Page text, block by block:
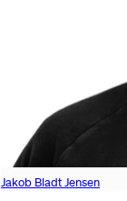
Jakob Bladt Jensen